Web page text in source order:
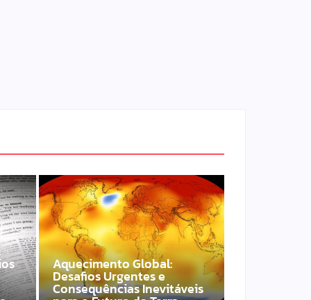
Aquecimento Global:
Desafios Urgentes e
Consequências Inevitáveis